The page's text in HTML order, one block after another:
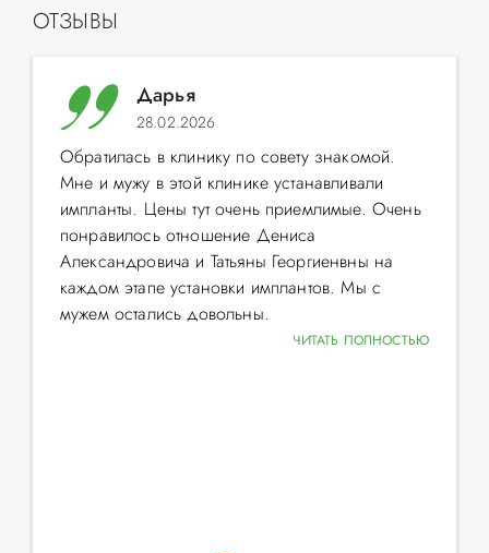
ОТЗЫВЫ
Дарья
28.02.2026
Обратилась в клинику по совету знакомой.
Мне и мужу в этой клинике устанавливали
импланты. Цены тут очень приемлимые. Очень
понравилось отношение Дениса
Александровича и Татьяны Георгиенвны на
каждом этапе установки имплантов. Мы с
мужем остались довольны.
ЧИТАТЬ ПОЛНОСТЬЮ